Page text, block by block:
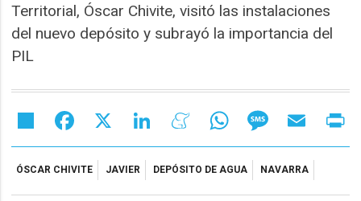
Territorial, Óscar Chivite, visitó las instalaciones
del nuevo depósito y subrayó la importancia del
PIL
Share Facebook LinkedIn MeneameWhatsAppMessageEmail
ÓSCAR CHIVITE JAVIER DEPÓSITO DE AGUA NAVARRA